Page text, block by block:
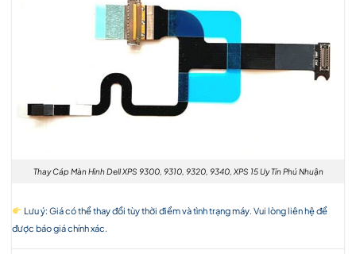
Thay Cáp Màn Hình Dell XPS 9300, 9310, 9320, 9340, XPS 15 Uy Tín Phú Nhuận
Lưu ý: Giá có thể thay đổi tùy thời điểm và tình trạng máy. Vui lòng liên hệ để
được báo giá chính xác.